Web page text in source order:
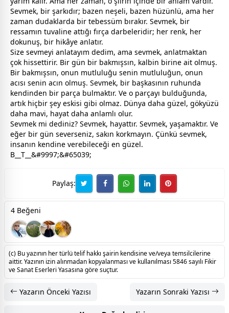
Sevmek, bir şarkıdır; bazen neşeli, bazen hüzünlü, ama her
zaman dudaklarda bir tebessüm bırakır. Sevmek, bir
ressamın tuvaline attığı fırça darbeleridir; her renk, her
dokunuş, bir hikâye anlatır.
Size sevmeyi anlatayım dedim, ama sevmek, anlatmaktan
çok hissettirir. Bir gün bir bakmışsın, kalbin birine ait olmuş.
Bir bakmışsın, onun mutluluğu senin mutluluğun, onun
acısı senin acın olmuş. Sevmek, bir başkasının ruhunda
kendinden bir parça bulmaktır. Ve o parçayı bulduğunda,
artık hiçbir şey eskisi gibi olmaz. Dünya daha güzel, gökyüzü
daha mavi, hayat daha anlamlı olur.
Sevmek mi dediniz? Sevmek, hayattır. Sevmek, yaşamaktır. Ve
eğer bir gün severseniz, sakın korkmayın. Çünkü sevmek,
insanın kendine verebileceği en güzel.
B__T__&#9997;&#65039;
Paylaş:
4 Beğeni
(c) Bu yazının her türlü telif hakkı şairin kendisine ve/veya temsilcilerine
aittir. Yazının izin alınmadan kopyalanması ve kullanılması 5846 sayılı Fikir
ve Sanat Eserleri Yasasına göre suçtur.
Yazarın Önceki Yazısı Yazarın Sonraki Yazısı